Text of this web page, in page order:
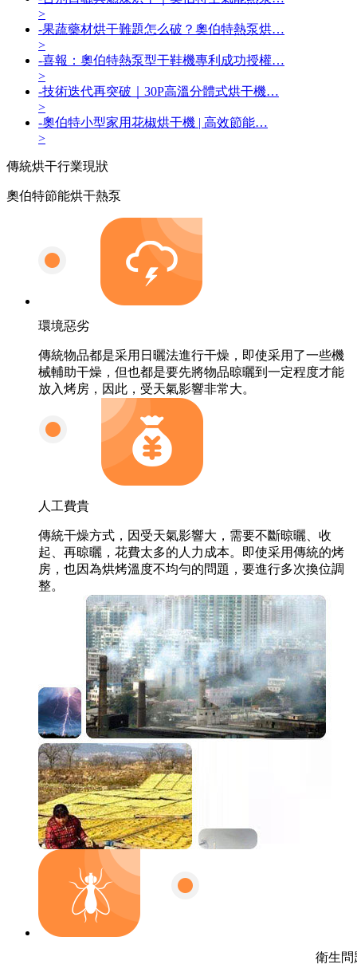
>
-果蔬藥材烘干難題怎么破？奧伯特熱泵烘…
>
-喜報：奧伯特熱泵型干鞋機專利成功授權…
>
-技術迭代再突破｜30P高溫分體式烘干機…
>
-奧伯特小型家用花椒烘干機 | 高效節能…
>
傳統烘干行業現狀
奧伯特節能烘干熱泵
環境惡劣
傳統物品都是采用日曬法進行干燥，即使采用了一些機
械輔助干燥，但也都是要先將物品晾曬到一定程度才能
放入烤房，因此，受天氣影響非常大。
人工費貴
傳統干燥方式，因受天氣影響大，需要不斷晾曬、收
起、再晾曬，花費太多的人力成本。即使采用傳統的烤
房，也因為烘烤溫度不均勻的問題，要進行多次換位調
整。
衛生問